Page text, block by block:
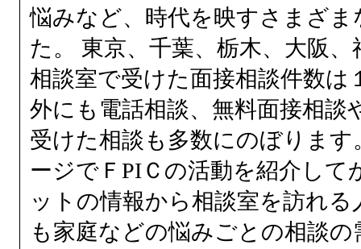
悩みなど、時代を映すさまざ
た。 東京、千葉、栃木、大阪
相談室で受けた面接相談件数は
外にも電話相談、無料面接相談
受けた相談も多数にのぼります
ージでＦPIＣの活動を紹介して
ットの情報から相談室を訪れ
も家庭などの悩みごとの相談